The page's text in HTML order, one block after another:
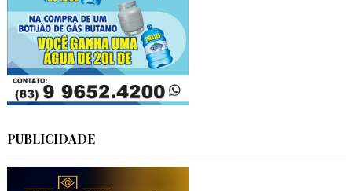
PUBLICIDADE